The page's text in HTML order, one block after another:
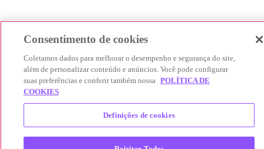
Consentimento de cookies
Coletamos dados para melhorar o desempenho e segurança do site,
além de personalizar conteúdo e anúncios. Você pode configurar
suas preferências e conferir também nossa POLÍTICA DE
COOKIES
Definições de cookies